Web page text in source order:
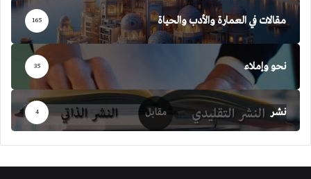
مقالات في العمارة والأدب والحياة 165
نحو وإملاء 35
نشر 4